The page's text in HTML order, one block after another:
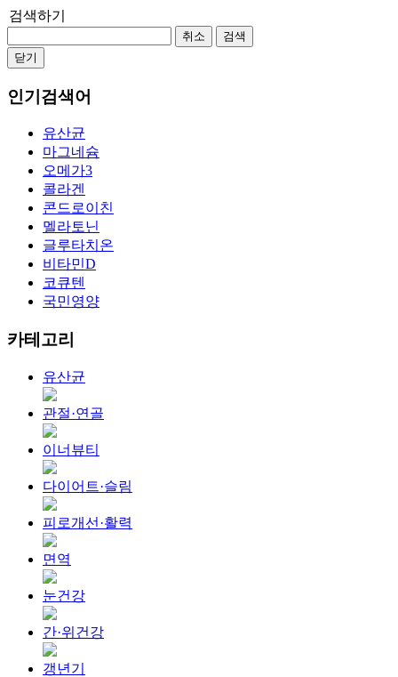
검색하기
취소
검색
닫기
인기검색어
유산균
마그네슘
오메가3
콜라겐
콘드로이친
멜라토닌
글루타치온
비타민D
코큐텐
국민영양
카테고리
유산균
관절·연골
이너뷰티
다이어트·슬림
피로개선·활력
면역
눈건강
간·위건강
갱년기